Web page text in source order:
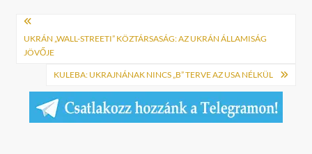
Bejegyzés
navigáció
UKRÁN „WALL-STREETI” KÖZTÁRSASÁG: AZ UKRÁN ÁLLAMISÁG
JÖVŐJE
KULEBA: UKRAJNÁNAK NINCS „B” TERVE AZ USA NÉLKÜL